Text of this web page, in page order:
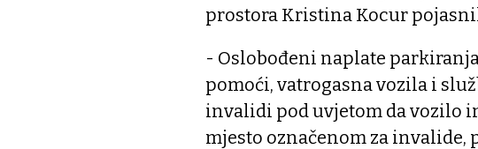
prostora Kristina Kocur
- Oslobođeni naplate
pomoći, vatrogasna vozila i
invalidi pod uvjetom da vozilo
mjesto označenom za invalide,